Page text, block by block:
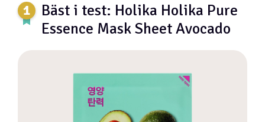
Bäst i test: Holika Holika Pure
Essence Mask Sheet Avocado